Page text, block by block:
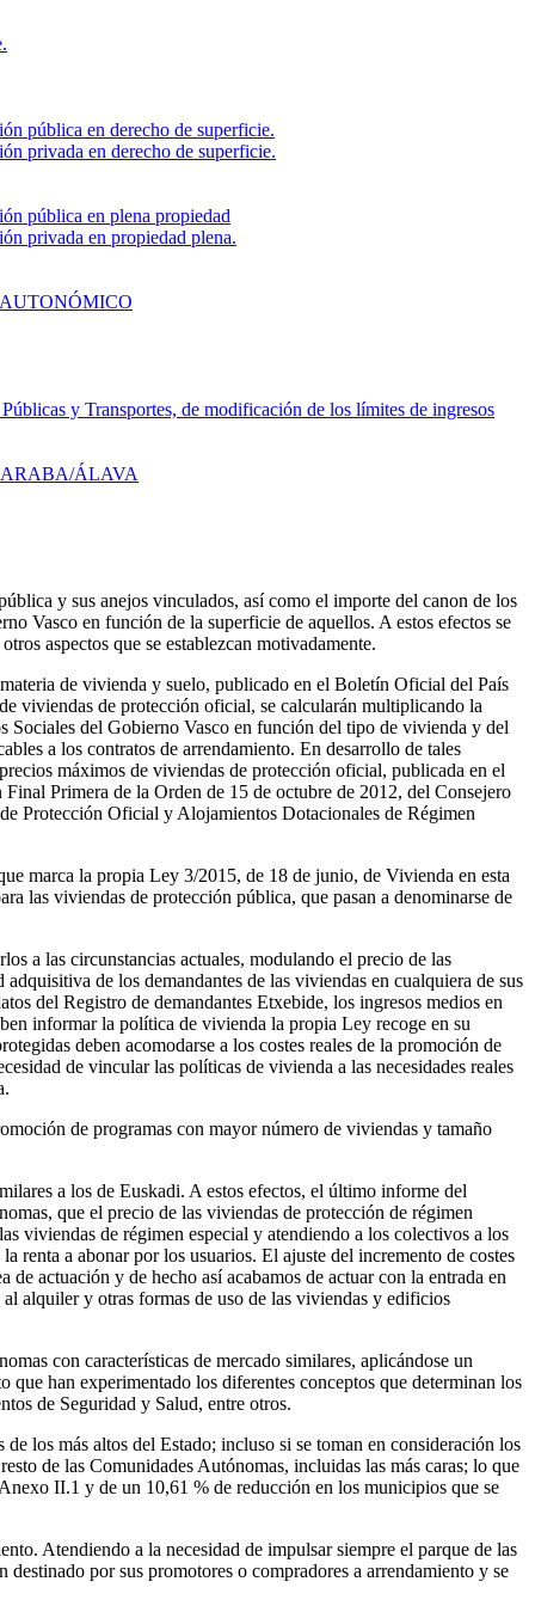
pública en derecho de superficie.
privada en derecho de superficie.
pública en plena propiedad
privada en propiedad plena.
y Transportes, de modificación de los límites de ingresos
ÁLAVA
y sus anejos vinculados, así como el importe del canon de los
Vasco en función de la superficie de aquellos. A estos efectos se
aspectos que se establezcan motivadamente.
de vivienda y suelo, publicado en el Boletín Oficial del País
viviendas de protección oficial, se calcularán multiplicando la
Sociales del Gobierno Vasco en función del tipo de vivienda y del
a los contratos de arrendamiento. En desarrollo de tales
máximos de viviendas de protección oficial, publicada en el
Primera de la Orden de 15 de octubre de 2012, del Consejero
Protección Oficial y Alojamientos Dotacionales de Régimen
marca la propia Ley 3/2015, de 18 de junio, de Vivienda en esta
las viviendas de protección pública, que pasan a denominarse de
a las circunstancias actuales, modulando el precio de las
de los demandantes de las viviendas en cualquiera de sus
del Registro de demandantes Etxebide, los ingresos medios en
informar la política de vivienda la propia Ley recoge en su
deben acomodarse a los costes reales de la promoción de
de vincular las políticas de vivienda a las necesidades reales
de programas con mayor número de viviendas y tamaño
a los de Euskadi. A estos efectos, el último informe del
que el precio de las viviendas de protección de régimen
viviendas de régimen especial y atendiendo a los colectivos a los
renta a abonar por los usuarios. El ajuste del incremento de costes
actuación y de hecho así acabamos de actuar con la entrada en
alquiler y otras formas de uso de las viviendas y edificios
con características de mercado similares, aplicándose un
han experimentado los diferentes conceptos que determinan los
de Seguridad y Salud, entre otros.
los más altos del Estado; incluso si se toman en consideración los
de las Comunidades Autónomas, incluidas las más caras; lo que
II.1 y de un 10,61 % de reducción en los municipios que se
Atendiendo a la necesidad de impulsar siempre el parque de las
por sus promotores o compradores a arrendamiento y se